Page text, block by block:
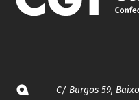
C/ Burgos 59,